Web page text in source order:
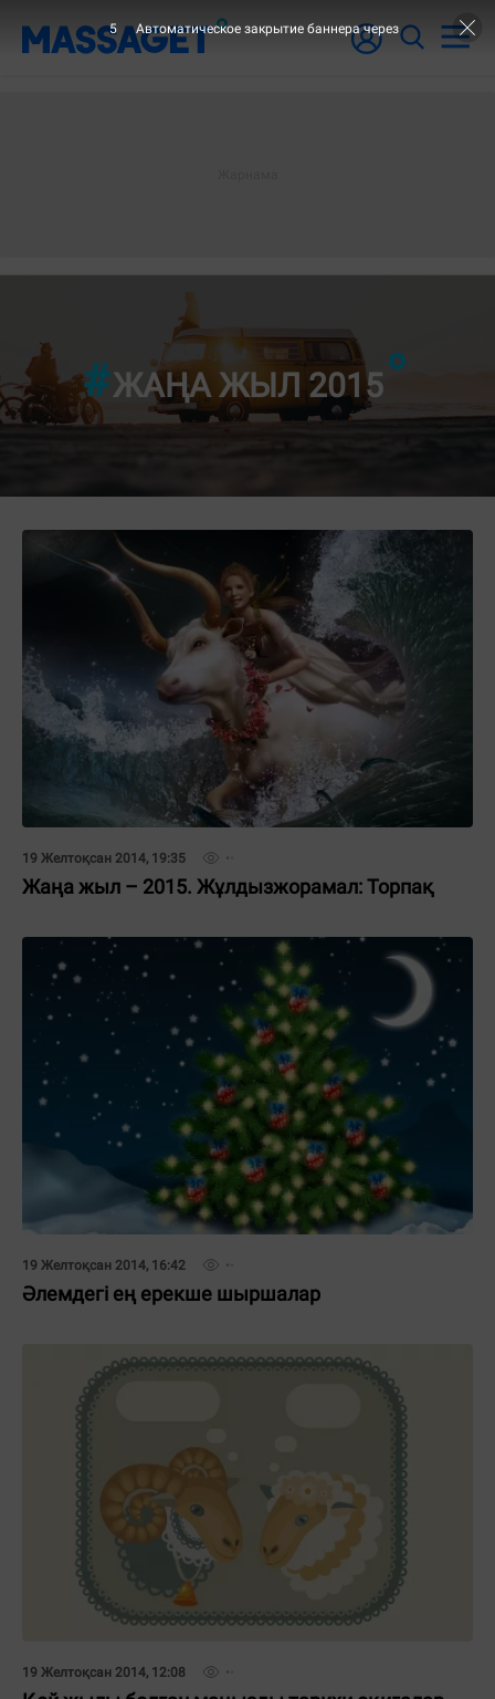
ЖАҢА ЖЫЛ 2015"4-ШІ
19 Желтоқсан 2014, 19:35
Жаңа жыл – 2015. Жұлдызжорамал: Торпақ
19 Желтоқсан 2014, 16:42
Әлемдегі ең ерекше шыршалар
19 Желтоқсан 2014, 12:08
4 Автоматическое закрытие баннера через